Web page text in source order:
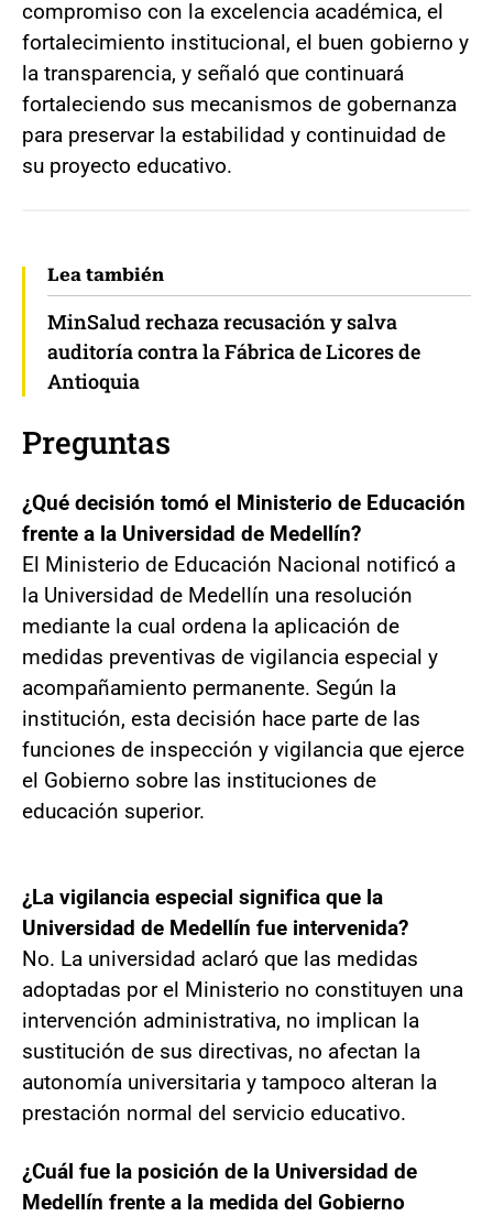
compromiso con la excelencia académica, el
fortalecimiento institucional, el buen gobierno y
la transparencia, y señaló que continuará
fortaleciendo sus mecanismos de gobernanza
para preservar la estabilidad y continuidad de
su proyecto educativo.
Lea también
MinSalud rechaza recusación y salva
auditoría contra la Fábrica de Licores de
Antioquia
Preguntas
¿Qué decisión tomó el Ministerio de Educación
frente a la Universidad de Medellín?
El Ministerio de Educación Nacional notificó a
la Universidad de Medellín una resolución
mediante la cual ordena la aplicación de
medidas preventivas de vigilancia especial y
acompañamiento permanente. Según la
institución, esta decisión hace parte de las
funciones de inspección y vigilancia que ejerce
el Gobierno sobre las instituciones de
educación superior.
¿La vigilancia especial significa que la
Universidad de Medellín fue intervenida?
No. La universidad aclaró que las medidas
adoptadas por el Ministerio no constituyen una
intervención administrativa, no implican la
sustitución de sus directivas, no afectan la
autonomía universitaria y tampoco alteran la
prestación normal del servicio educativo.
¿Cuál fue la posición de la Universidad de
Medellín frente a la medida del Gobierno